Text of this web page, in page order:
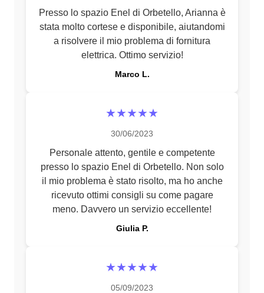
Presso lo spazio Enel di Orbetello, Arianna è
stata molto cortese e disponibile, aiutandomi
a risolvere il mio problema di fornitura
elettrica. Ottimo servizio!
Marco L.
★★★★★
30/06/2023
Personale attento, gentile e competente
presso lo spazio Enel di Orbetello. Non solo
il mio problema è stato risolto, ma ho anche
ricevuto ottimi consigli su come pagare
meno. Davvero un servizio eccellente!
Giulia P.
★★★★★
05/09/2023